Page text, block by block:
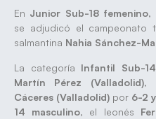
En Junior Sub-18 femenino,
se adjudicó el campeonato
salmantina Nahia Sánchez-
La categoría Infantil Sub-
Martín Pérez (Valladolid),
Cáceres (Valladolid) por 6-2
14 masculino, el leonés